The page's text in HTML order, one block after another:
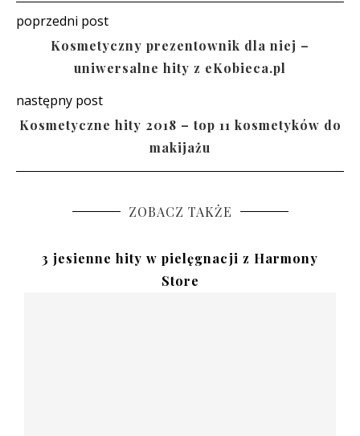
poprzedni post
Kosmetyczny prezentownik dla niej –
uniwersalne hity z eKobieca.pl
następny post
Kosmetyczne hity 2018 – top 11 kosmetyków do
makijażu
ZOBACZ TAKŻE
3 jesienne hity w pielęgnacji z Harmony
Store